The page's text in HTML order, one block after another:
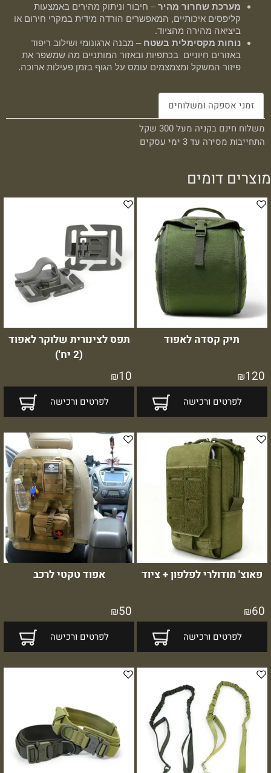
מערכת שחרור מהיר– חיבור וניתוק מהירים באמצעות
קליפסים איכותיים, המאפשרים הורדה מידית במקרי חירום או
ביציאה מהירה מהציוד.
נוחות מקסימלית בשטח – מבנה ארגונומי ושילוב ריפוד
באזורים חיוניים בכתפיות ובאזור המותניים מה שמשפר את
פיזור המשקל ומצמצמים עומס על הגוף בזמן פעילות ארוכה.
זמני אספקה ומשלוחים
משלוח חינם בקניה מעל 300 שקל
התחייבות מסירה עד 3 ימי עסקים
מוצרים דומים
תיק קסדה לאפוד
₪120
לפרטים ורכישה
תפס לצינורית שלוקר לאפוד
(2 יח')
₪10
לפרטים ורכישה
פאוצ' מודולרי לפלפון + ציוד
₪60
לפרטים ורכישה
אפוד טקטי לרכב
₪50
לפרטים ורכישה